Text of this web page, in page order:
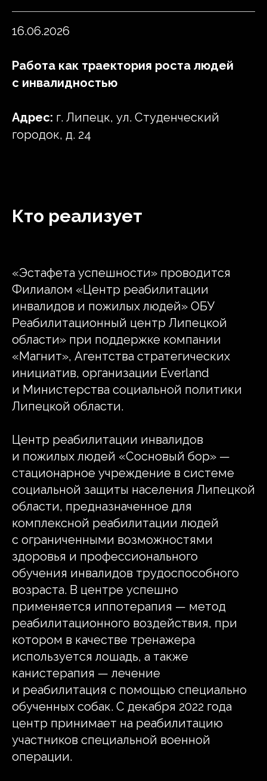
16.06.2026
Работа как траектория роста людей
с инвалидностью
Адрес: г. Липецк, ул. Студенческий
городок, д. 24
Кто реализует
«Эстафета успешности» проводится
Филиалом «Центр реабилитации
инвалидов и пожилых людей» ОБУ
Реабилитационный центр Липецкой
области» при поддержке компании
«Магнит», Агентства стратегических
инициатив, организации Everland
и Министерства социальной политики
Липецкой области.
Центр реабилитации инвалидов
и пожилых людей «Сосновый бор» —
стационарное учреждение в системе
социальной защиты населения Липецкой
области, предназначенное для
комплексной реабилитации людей
с ограниченными возможностями
здоровья и профессионального
обучения инвалидов трудоспособного
возраста. В центре успешно
применяется иппотерапия — метод
реабилитационного воздействия, при
котором в качестве тренажера
используется лошадь, а также
канистерапия — лечение
и реабилитация с помощью специально
обученных собак. С декабря 2022 года
центр принимает на реабилитацию
участников специальной военной
операции.